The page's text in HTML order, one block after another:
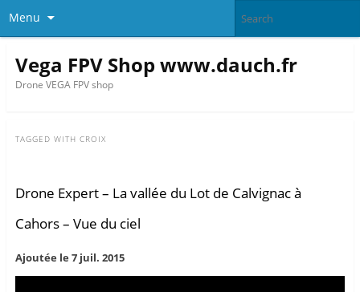
Menu
Vega FPV Shop www.dauch.fr
Drone VEGA FPV shop
TAGGED WITH CROIX
Drone Expert – La vallée du Lot de Calvignac à
Cahors – Vue du ciel
Ajoutée le 7 juil. 2015